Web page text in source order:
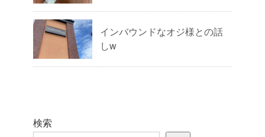
インバウンドなオジ様との話
しw
検索